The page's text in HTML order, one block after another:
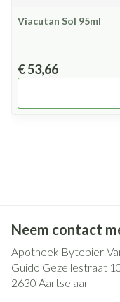
Viacutan Sol 95ml
€ 53,66
Neem contact
Apotheek Bytebier-
Guido Gezellestraat
2630 Aartselaar